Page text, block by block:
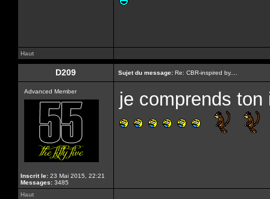
Haut
D209 Sujet du message: Re: CBR-inspired by....
Advanced Member
Inscrit le: 23 Mai 2015, 22:21
Messages: 3485
je comprends
Haut